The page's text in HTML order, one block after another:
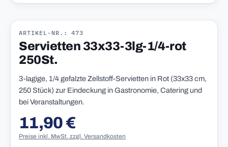
ARTIKEL-NR.: 473
Servietten 33x33-3lg-1/4-rot
250St.
3-lagige, 1/4 gefalzte Zellstoff-Servietten in Rot (33x33 cm,
250 Stück) zur Eindeckung in Gastronomie, Catering und
bei Veranstaltungen.
11,90 €
Preise inkl. MwSt. zzgl. Versandkosten